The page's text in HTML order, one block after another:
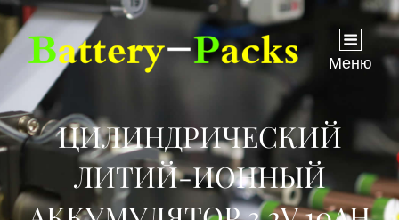
Меню
ЦИЛИНДРИЧЕСКИЙ
ЛИТИЙ-ИОННЫЙ